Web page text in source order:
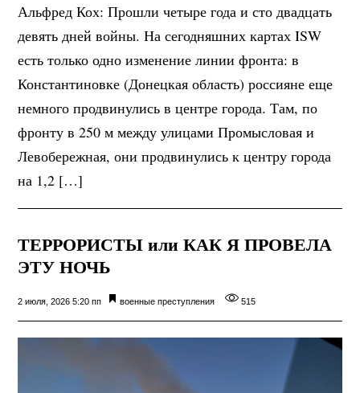
Альфред Кох: Прошли четыре года и сто двадцать
девять дней войны. На сегодняшних картах ISW
есть только одно изменение линии фронта: в
Константиновке (Донецкая область) россияне еще
немного продвинулись в центре города. Там, по
фронту в 250 м между улицами Промысловая и
Левобережная, они продвинулись к центру города
на 1,2 […]
ТЕРРОРИСТЫ или КАК Я ПРОВЕЛА
ЭТУ НОЧЬ
2 июля, 2026 5:20 пп военные преступления 515